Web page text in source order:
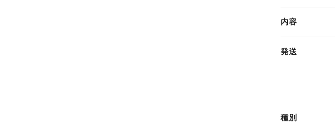
内容
発送
種別